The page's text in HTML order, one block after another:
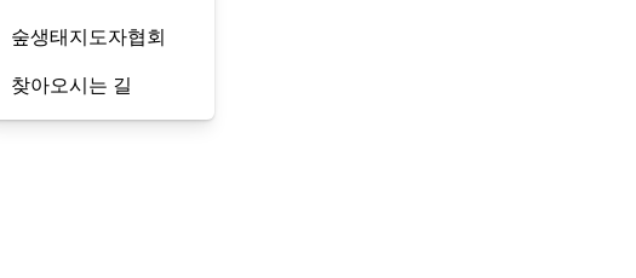
숲생태지도자협회
찾아오시는 길